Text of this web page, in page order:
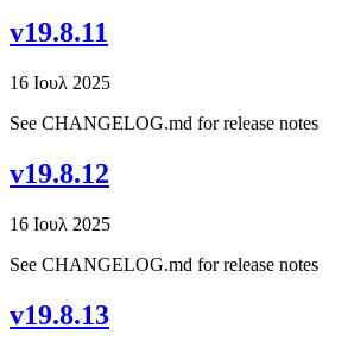
v19.8.11
16 Ιουλ 2025
See CHANGELOG.md for release notes
v19.8.12
16 Ιουλ 2025
See CHANGELOG.md for release notes
v19.8.13